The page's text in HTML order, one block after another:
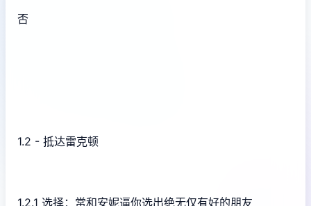
否
1.2 - 抵达雷克顿
1.2.1 选择：常和安妮逼你选出绝无仅有好的朋友